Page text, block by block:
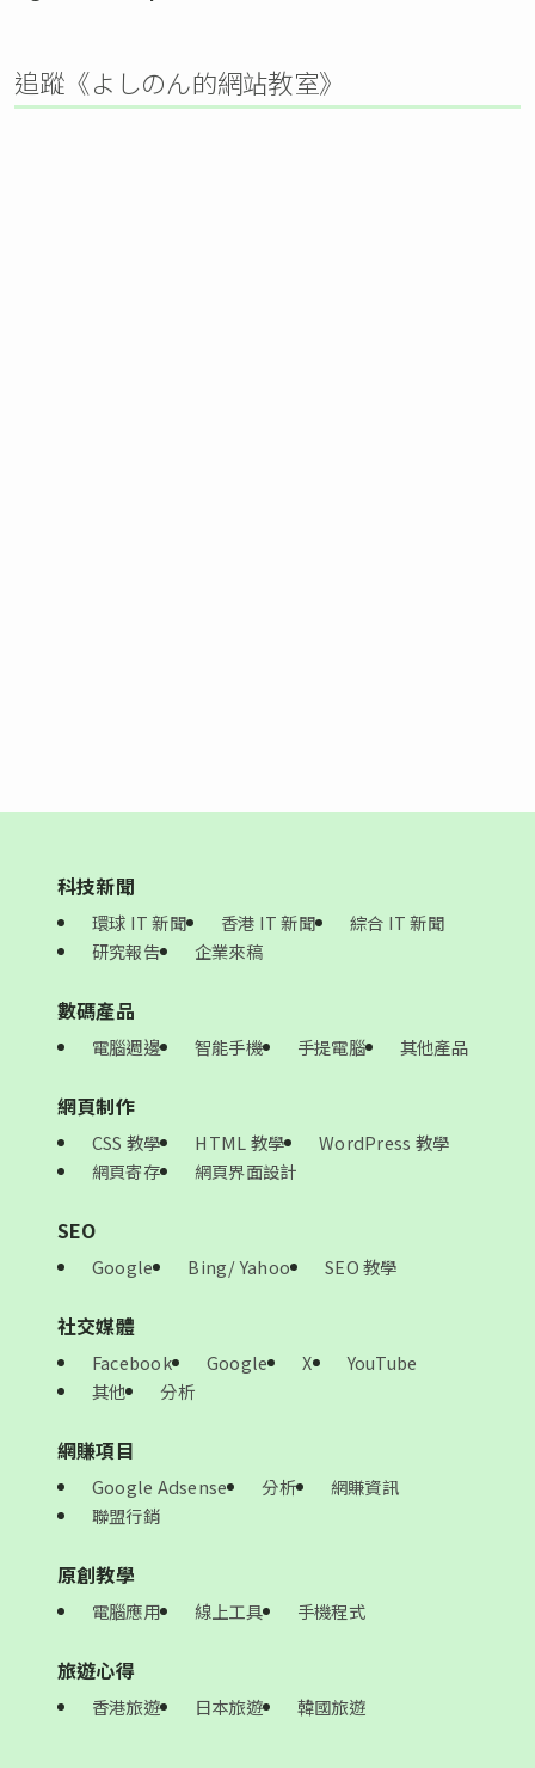
追蹤《よしのん的網站教室》
科技新聞
環球 IT 新聞 香港 IT 新聞
綜合 IT 新聞
研究報告
企業來稿
數碼產品
電腦週邊 智能手機 手提電腦 其他產品
網頁制作
CSS 教學 HTML 教學
WordPress 教學
網頁寄存
網頁界面設計
SEO
Google Bing/ Yahoo SEO 教學
社交媒體
Facebook Google X
YouTube
其他
分析
網賺項目
Google Adsense 分析
網賺資訊
聯盟行銷
原創教學
電腦應用 線上工具 手機程式
旅遊心得
香港旅遊 日本旅遊 韓國旅遊